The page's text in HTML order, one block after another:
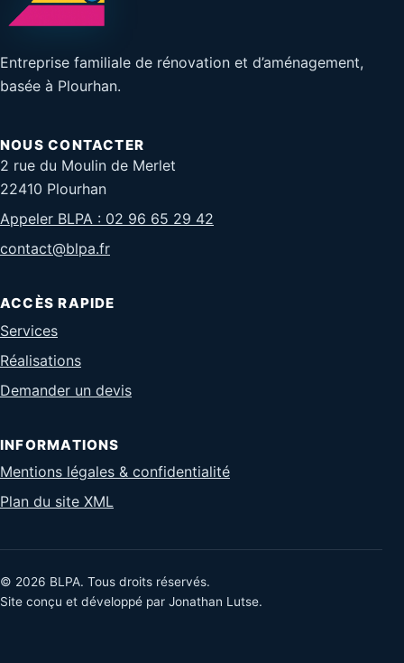
Entreprise familiale de rénovation et d’aménagement,
basée à Plourhan.
NOUS CONTACTER
2 rue du Moulin de Merlet
22410 Plourhan
Appeler BLPA : 02 96 65 29 42
contact@blpa.fr
ACCÈS RAPIDE
Services
Réalisations
Demander un devis
INFORMATIONS
Mentions légales & confidentialité
Plan du site XML
© 2026 BLPA. Tous droits réservés.
Site conçu et développé par Jonathan Lutse.